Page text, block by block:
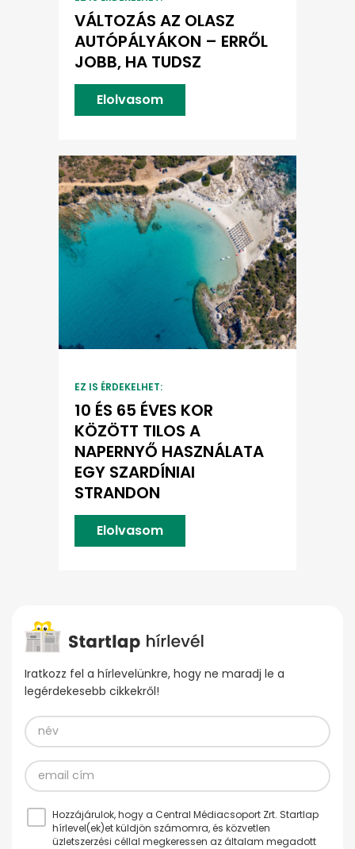
VÁLTOZÁS AZ OLASZ
AUTÓPÁLYÁKON – ERRŐL
JOBB, HA TUDSZ
Elolvasom
EZ IS ÉRDEKELHET:
10 ÉS 65 ÉVES KOR
KÖZÖTT TILOS A
NAPERNYŐ HASZNÁLATA
EGY SZARDÍNIAI
STRANDON
Elolvasom
Iratkozz fel a hírlevelünkre, hogy ne maradj le a
legérdekesebb cikkekről!
Hozzájárulok, hogy a Central Médiacsoport Zrt. Startlap
hírlevel(ek)et küldjön számomra, és közvetlen
üzletszerzési céllal megkeressen az általam megadott